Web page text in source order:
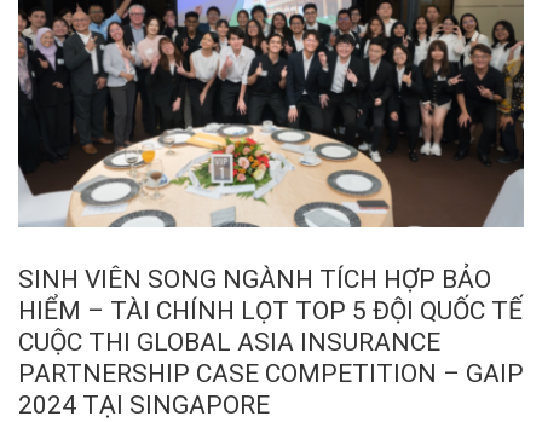
SINH VIÊN SONG NGÀNH TÍCH HỢP BẢO
HIỂM – TÀI CHÍNH LỌT TOP 5 ĐỘI QUỐC TẾ
CUỘC THI GLOBAL ASIA INSURANCE
PARTNERSHIP CASE COMPETITION – GAIP
2024 TẠI SINGAPORE